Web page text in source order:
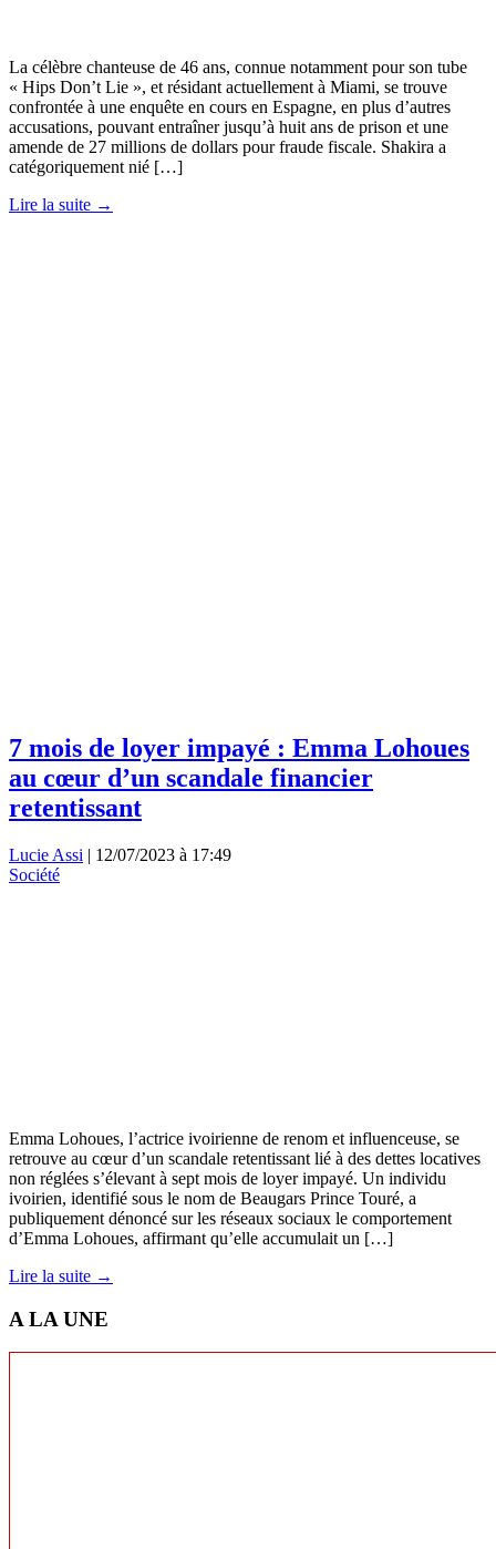
La célèbre chanteuse de 46 ans, connue notamment pour son tube
« Hips Don’t Lie », et résidant actuellement à Miami, se trouve
confrontée à une enquête en cours en Espagne, en plus d’autres
accusations, pouvant entraîner jusqu’à huit ans de prison et une
amende de 27 millions de dollars pour fraude fiscale. Shakira a
catégoriquement nié […]
Lire la suite →
7 mois de loyer impayé : Emma Lohoues
au cœur d’un scandale financier
retentissant
Lucie Assi | 12/07/2023 à 17:49
Société
Emma Lohoues, l’actrice ivoirienne de renom et influenceuse, se
retrouve au cœur d’un scandale retentissant lié à des dettes locatives
non réglées s’élevant à sept mois de loyer impayé. Un individu
ivoirien, identifié sous le nom de Beaugars Prince Touré, a
publiquement dénoncé sur les réseaux sociaux le comportement
d’Emma Lohoues, affirmant qu’elle accumulait un […]
Lire la suite →
A LA UNE